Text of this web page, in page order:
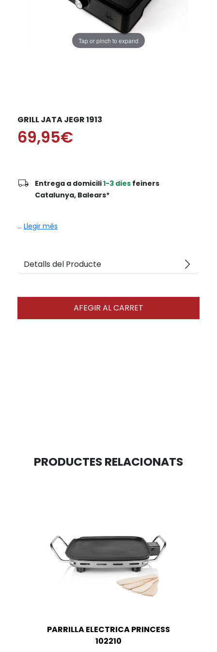
Tap or pinch to expand
GRILL JATA JEGR 1913
69,95€
local_shipping Entrega a domicili1-3 dies feiners
Catalunya, Balears*
... Llegir més
Detalls del Producte arrow_forward_ios
AFEGIR AL CARRET
PRODUCTES RELACIONATS
PARRILLA ELECTRICA PRINCESS
102210